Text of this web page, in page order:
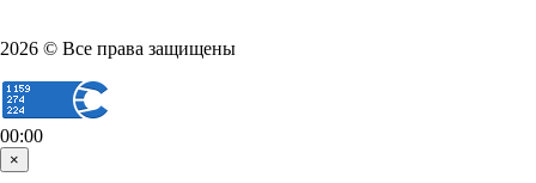
2026 © Все права защищены
00:00
×